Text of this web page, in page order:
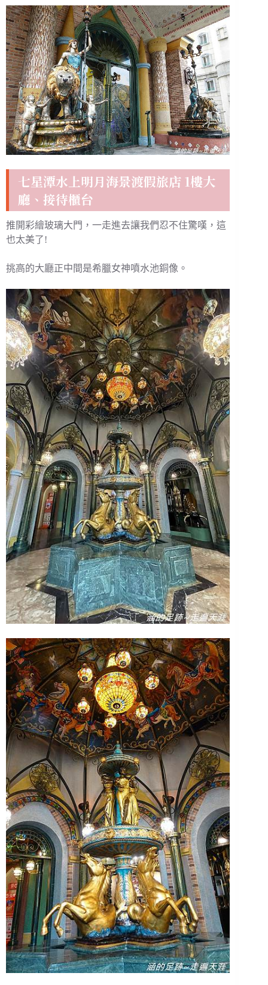
七星潭水上明月海景渡假旅店 1樓大
廳、接待櫃台
推開彩繪玻璃大門，一走進去讓我們忍不住驚嘆，這
也太美了!
挑高的大廳正中間是希臘女神噴水池銅像。